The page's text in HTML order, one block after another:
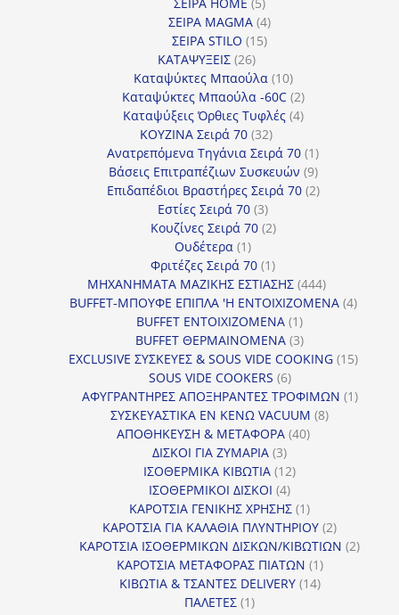
προϊόντα
ΣΕΙΡΑ MAGMA 44
προϊόντα
ΣΕΙΡΑ STILO 1515
ΚΑΤΑΨΥΞΕΙΣ 2626
προϊόντα
Καταψύκτες Μπαούλα 1010
προϊόντα
Καταψύκτες Μπαούλα -60C 22
προϊόντα
Καταψύξεις Όρθιες Τυφλές 44
ΚΟΥΖΙΝΑ Σειρά 70 3232
προϊόντα
Ανατρεπόμενα Τηγάνια Σειρά 70 11
προϊόν
Βάσεις Επιτραπέζιων Συσκευών 99
προϊόντα
Επιδαπέδιοι Βραστήρες Σειρά 70 22
Εστίες Σειρά 70 33
προϊόντα
Κουζίνες Σειρά 70 22
Ουδέτερα 11
προϊόν
Φριτέζες Σειρά 70 11
προϊόν
ΜΗΧΑΝΗΜΑΤΑ ΜΑΖΙΚΗΣ ΕΣΤΙΑΣΗΣ 444444
προϊόντα
BUFFET-ΜΠΟΥΦΕ ΕΠΙΠΛΑ 'Η ΕΝΤΟΙΧΙΖΟΜΕΝΑ 44
BUFFET ΕΝΤΟΙΧΙΖΟΜΕΝΑ 11
προϊόν
BUFFET ΘΕΡΜΑΙΝΟΜΕΝΑ 33
προϊόντα
EXCLUSIVE ΣΥΣΚΕΥΕΣ & SOUS VIDE COOKING 1515
SOUS VIDE COOKERS 66
προϊόντα
ΑΦΥΓΡΑΝΤΗΡΕΣ ΑΠΟΞΗΡΑΝΤΕΣ ΤΡΟΦΙΜΩΝ 11
ΣΥΣΚΕΥΑΣΤΙΚΑ ΕΝ ΚΕΝΩ VACUUM 88
ΑΠΟΘΗΚΕΥΣΗ & ΜΕΤΑΦΟΡΑ 4040
ΔΙΣΚΟΙ ΓΙΑ ΖΥΜΑΡΙΑ 33
προϊόντα
ΙΣΟΘΕΡΜΙΚΑ ΚΙΒΩΤΙΑ 1212
ΙΣΟΘΕΡΜΙΚΟΙ ΔΙΣΚΟΙ 44
προϊόντα
ΚΑΡΟΤΣΙΑ ΓΕΝΙΚΗΣ ΧΡΗΣΗΣ 11
προϊόν
ΚΑΡΟΤΣΙΑ ΓΙΑ ΚΑΛΑΘΙΑ ΠΛΥΝΤΗΡΙΟΥ 22
προϊόντα
ΚΑΡΟΤΣΙΑ ΙΣΟΘΕΡΜΙΚΩΝ ΔΙΣΚΩΝ/ΚΙΒΩΤΙΩΝ 22
ΚΑΡΟΤΣΙΑ ΜΕΤΑΦΟΡΑΣ ΠΙΑΤΩΝ 11
προϊόν
ΚΙΒΩΤΙΑ & ΤΣΑΝΤΕΣ DELIVERY 1414
ΠΑΛΕΤΕΣ 11